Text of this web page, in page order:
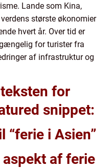
Lande som Kina,
største økonomier
hvert år. Over tid er
for turister fra
af infrastruktur og
for
snippet:
“ferie i Asien”
af ferie